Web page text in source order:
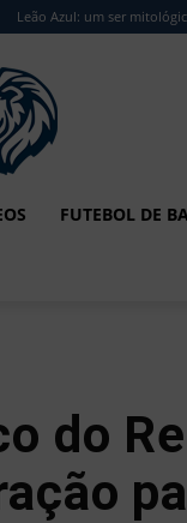
Leão Azul: um ser
FUTEBOL DE
do